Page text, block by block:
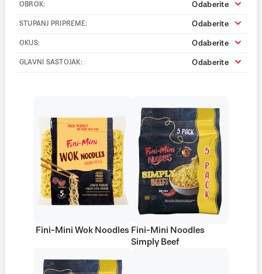
OBROK: Odaberite
STUPANJ PRIPREME: Odaberite
OKUS: Odaberite
GLAVNI SASTOJAK: Odaberite
Fini-Mini Wok Noodles Fini-Mini Noodles
Simply Beef